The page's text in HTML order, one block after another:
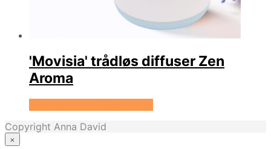
'Movisia' trådløs diffuser Zen
Aroma
Copyright Anna David
×